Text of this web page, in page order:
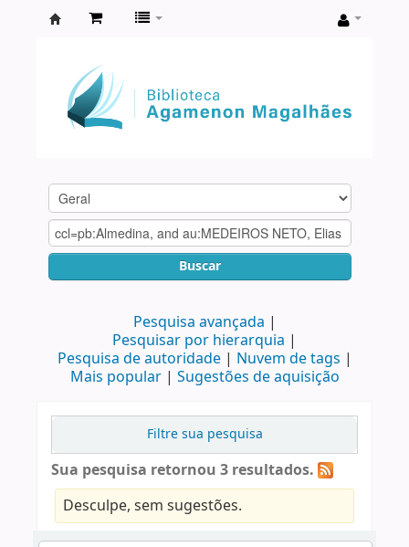
Agamenon
Magalhães
Buscar
Pesquisa avançada
Pesquisar por hierarquia
Pesquisa de autoridade
Nuvem de tags
Mais popular
Sugestões de aquisição
Filtre sua pesquisa
Sua pesquisa retornou 3 resultados.
Desculpe, sem sugestões.